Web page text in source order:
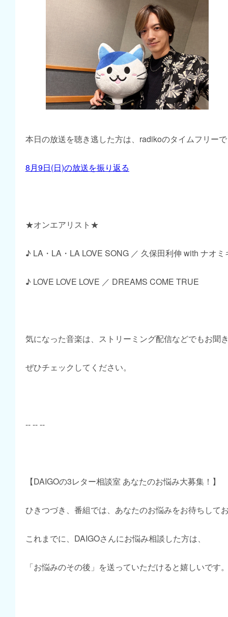
本日の放送を聴き逃した方は、radikoのタイムフリー
8月9日(日)の放送を振り返る
★オンエアリスト★
♪ LA・LA・LA LOVE SONG ／ 久保田利伸 with ナオミ
♪ LOVE LOVE LOVE ／ DREAMS COME TRUE
気になった音楽は、ストリーミング配信などでもお聞
ぜひチェックしてください。
-- -- --
【DAIGOの3レター相談室 あなたのお悩み大募集！】
ひきつづき、番組では、あなたのお悩みをお待ちして
これまでに、DAIGOさんにお悩み相談した方は、
「お悩みのその後」を送っていただけると嬉しいです